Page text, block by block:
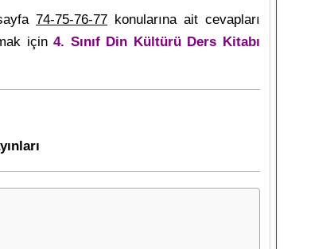
74-75-76-77 konularına ait cevapları
için4. Sınıf Din Kültürü Ders Kitabı